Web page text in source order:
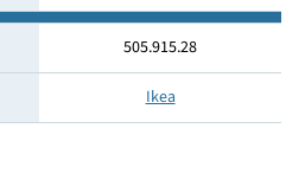
505.915.28
Ikea